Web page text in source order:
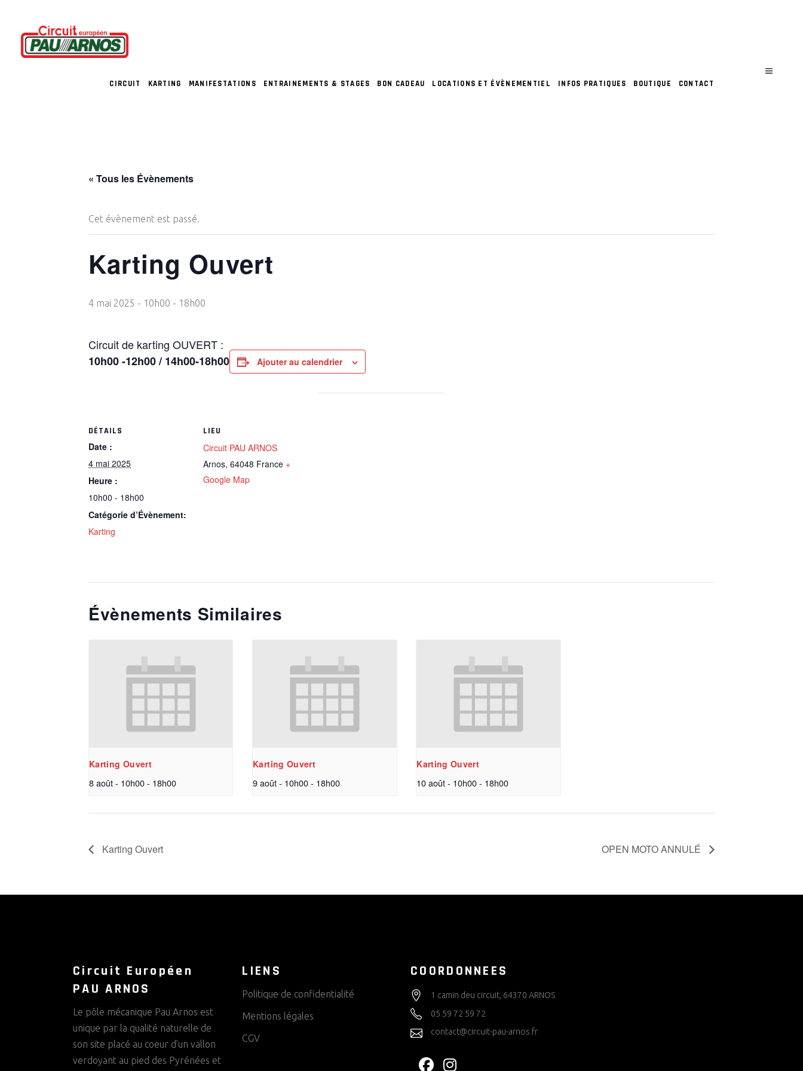
CIRCUIT KARTING MANIFESTATIONS ENTRAINEMENTS & STAGES BON CADEAU LOCATIONS ET ÉVÈNEMENTIEL INFOS PRATIQUES BOUTIQUE CONTACT
« Tous les Évènements
Cet évènement est passé.
Karting Ouvert
4 mai 2025 - 10h00 - 18h00
Circuit de karting OUVERT :
10h00 -12h00 / 14h00-18h00
Ajouter au calendrier
DÉTAILS
Date :
4 mai 2025
Heure :
10h00 - 18h00
Catégorie d’Évènement:
Karting
LIEU
Circuit PAU ARNOS
Arnos, 64048 France +
Google Map
Évènements Similaires
Karting Ouvert
8 août - 10h00- 18h00
Karting Ouvert
9 août - 10h00- 18h00
Karting Ouvert
10 août - 10h00 - 18h00
Karting Ouvert OPEN MOTO ANNULÉ
Circuit Européen
PAU ARNOS
Le pôle mécanique Pau Arnos est
unique par la qualité naturelle de
son site placé au coeur d’un vallon
verdoyant au pied des Pyrénées et
LIENS
Politique de confidentialité
Mentions légales
CGV
COORDONNEES
1 camin deu circuit, 64370 ARNOS
05 59 72 59 72
contact@circuit-pau-arnos.fr